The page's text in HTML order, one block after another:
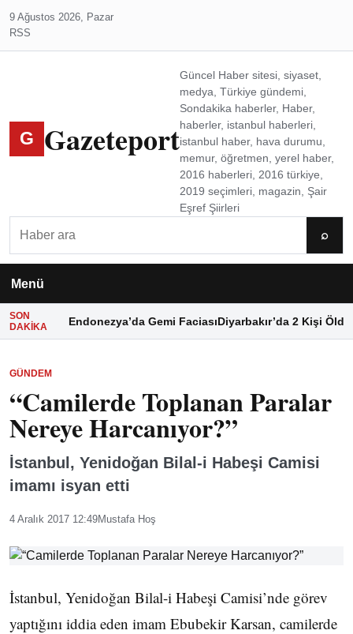
9 Ağustos 2026, Pazar
RSS
G Gazeteport
Güncel Haber sitesi, siyaset,
medya, Türkiye gündemi,
Sondakika haberler, Haber,
haberler, istanbul haberleri,
istanbul haber, hava durumu,
memur, öğretmen, yerel haber,
2016 haberleri, 2016 türkiye,
2019 seçimleri, magazin, Şair
Eşref Şiirleri
⌕
Menü
SON
DAKIKA
Endonezya’da Gemi FaciasıDiyarbakır’da 2 Kişi Öldü
GÜNDEM
“Camilerde Toplanan Paralar
Nereye Harcanıyor?”
İstanbul, Yenidoğan Bilal-i Habeşi Camisi
imamı isyan etti
4 Aralık 2017 12:49Mustafa Hoş
İstanbul, Yenidoğan Bilal-i Habeşi Camisi’nde görev
yaptığını iddia eden imam Ebubekir Karsan, camilerde